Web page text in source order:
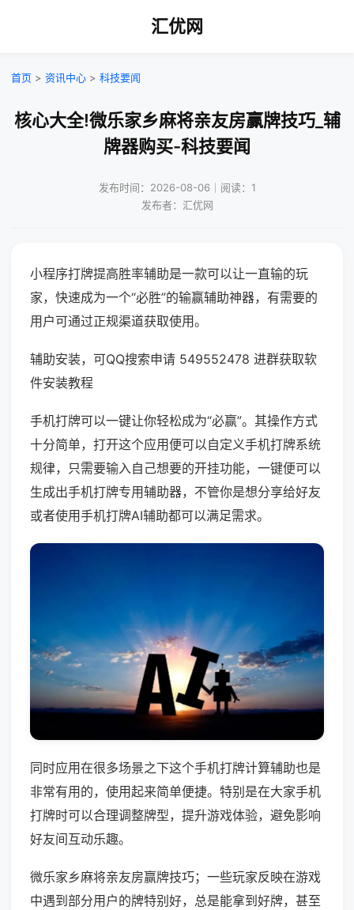
汇优网
首页 > 资讯中心 > 科技要闻
核心大全!微乐家乡麻将亲友房赢牌技巧_辅
牌器购买-科技要闻
发布时间：2026-08-06｜阅读：1
发布者：汇优网
小程序打牌提高胜率辅助是一款可以让一直输的玩
家，快速成为一个“必胜”的输赢辅助神器，有需要的
用户可通过正规渠道获取使用。
辅助安装，可QQ搜索申请 549552478 进群获取软
件安装教程
手机打牌可以一键让你轻松成为“必赢”。其操作方式
十分简单，打开这个应用便可以自定义手机打牌系统
规律，只需要输入自己想要的开挂功能，一键便可以
生成出手机打牌专用辅助器，不管你是想分享给好友
或者使用手机打牌AI辅助都可以满足需求。
同时应用在很多场景之下这个手机打牌计算辅助也是
非常有用的，使用起来简单便捷。特别是在大家手机
打牌时可以合理调整牌型，提升游戏体验，避免影响
好友间互动乐趣。
微乐家乡麻将亲友房赢牌技巧；一些玩家反映在游戏
中遇到部分用户的牌特别好，总是能拿到好牌，甚至